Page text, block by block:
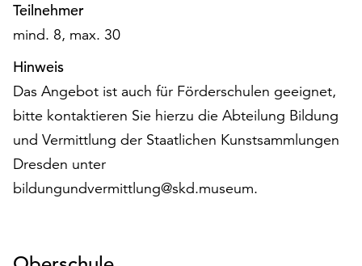
zur
Verfügung.
Cookies
werden
auch
Ihr
Einverständnis
weiterhin
ausgeführt.
Sie
Teilnehmer
mind. 8, max. 30
Hinweis
Das Angebot ist auch für Förderschulen geeignet,
bitte kontaktieren Sie hierzu die Abteilung Bildung
und Vermittlung der Staatlichen Kunstsammlungen
Dresden unter
bildungundvermittlung@skd.museum.